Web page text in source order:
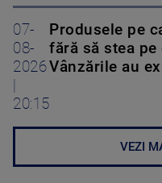
07-
08-
2026
20:15
Produsele pe
fără să stea
Vânzările au
VEZI